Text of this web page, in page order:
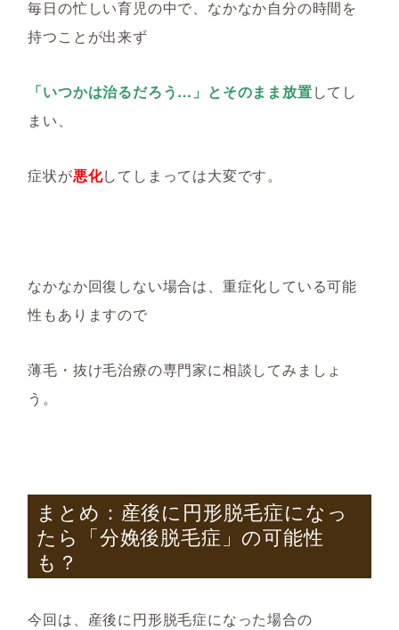
毎日の忙しい育児の中で、なかなか自分の時間を
持つことが出来ず
「いつかは治るだろう…」とそのまま放置してし
まい、
症状が悪化してしまっては大変です。
なかなか回復しない場合は、重症化している可能
性もありますので
薄毛・抜け毛治療の専門家に相談してみましょ
う。
まとめ： 産後に円形脱毛症になっ
たら「分娩後脱毛症」の可能性
も？
今回は、産後に円形脱毛症になった場合の